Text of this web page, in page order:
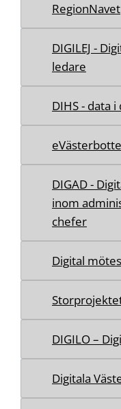
RegionNavet
DIGILEJ -
ledare
DIHS - data
DIGAD -
inom
chefer
Digital
DIGILO –
Digitala